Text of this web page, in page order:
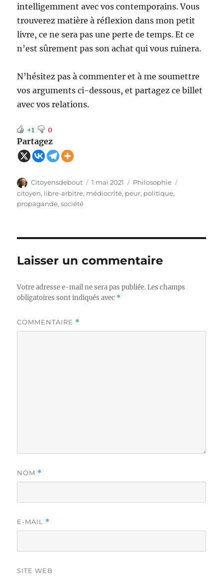
intelligemment avec vos contemporains. Vous
trouverez matière à réflexion dans mon petit
livre, ce ne sera pas une perte de temps. Et ce
n’est sûrement pas son achat qui vous ruinera.
N’hésitez pas à commenter et à me soumettre
vos arguments ci-dessous, et partagez ce billet
avec vos relations.
+1 0
Partagez
Auteur
Citoyensdebout
Publié
le
1 mai 2021 Catégories
Philosophie
citoyen, libre-arbitre, médiocrité, peur, politique,
propagande,société
Laisser un commentaire
Votre adresse e-mail ne sera pas publiée. Les champs
obligatoires sont indiqués avec *
COMMENTAIRE *
NOM *
E-MAIL *
SITE WEB